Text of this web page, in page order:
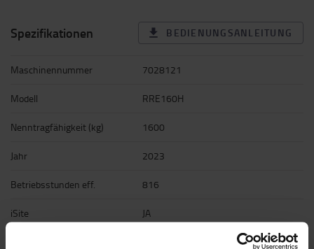
Spezifikationen BEDIENUNGSANLEITUNG
Maschinennummer 7028121
Modell RRE160H
Nenntragfähigkeit (kg) 1600
Jahr 2023
Betriebsstunden eff. 816
iSite JA